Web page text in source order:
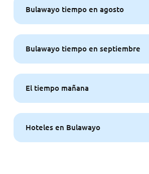
Bulawayo tiempo en agosto
Bulawayo tiempo en septiembre
El tiempo mañana
Hoteles en Bulawayo